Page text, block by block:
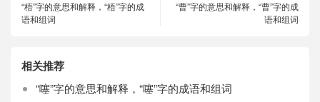
“梧”字的意思和解释，“梧”字的成
语和组词
“曹”字的意思和解释，“曹”字的成
语和组词
相关推荐
“噻”字的意思和解释，“噻”字的成语和组词